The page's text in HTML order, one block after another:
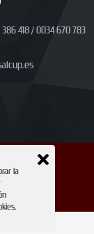
418 / 0034 670 783
la